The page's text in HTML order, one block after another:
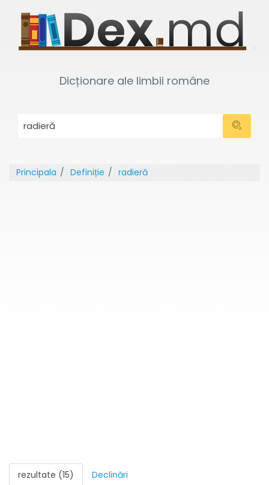
Dicționare ale limbii române
Principala Definiție radieră
rezultate (15) Declinări